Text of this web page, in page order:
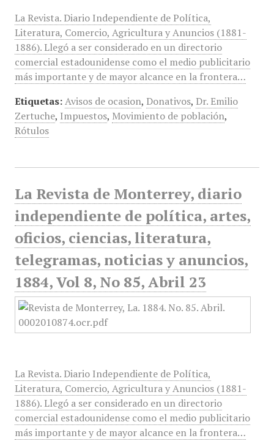
La Revista. Diario Independiente de Política,
Literatura, Comercio, Agricultura y Anuncios (1881-
1886). Llegó a ser considerado en un directorio
comercial estadounidense como el medio publicitario
más importante y de mayor alcance en la frontera…
Etiquetas: Avisos de ocasion, Donativos, Dr. Emilio
Zertuche, Impuestos, Movimiento de población,
Rótulos
La Revista de Monterrey, diario
independiente de política, artes,
oficios, ciencias, literatura,
telegramas, noticias y anuncios,
1884, Vol 8, No 85, Abril 23
La Revista. Diario Independiente de Política,
Literatura, Comercio, Agricultura y Anuncios (1881-
1886). Llegó a ser considerado en un directorio
comercial estadounidense como el medio publicitario
más importante y de mayor alcance en la frontera…